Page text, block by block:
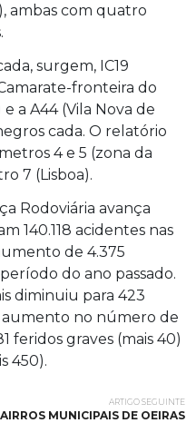
ambas com quatro
surgem, IC19
fronteira do
a A44 (Vila Nova de
cada. O relatório
4 e 5 (zona da
7 (Lisboa).
Rodoviária avança
140.118 acidentes nas
de 4.375
do ano passado.
diminuiu para 423
aumento no número de
feridos graves (mais 40)
450).
ARTIGO SEGUINTE
MUNICIPAIS DE OEIRAS